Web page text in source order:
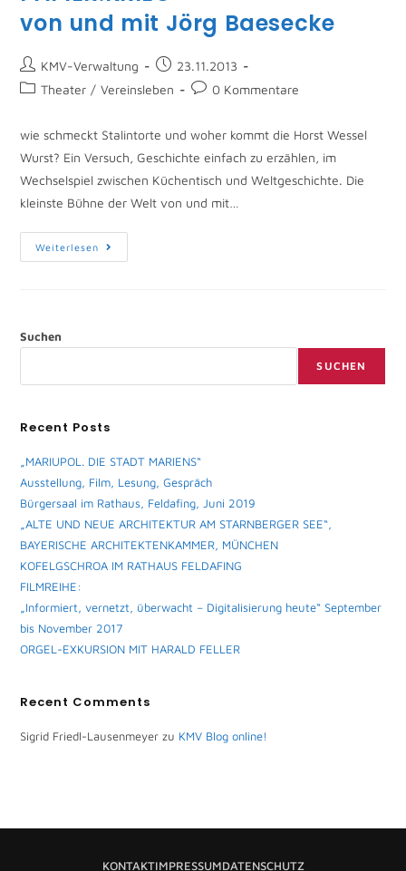
von und mit Jörg Baesecke
KMV-Verwaltung
23.11.2013
Theater / Vereinsleben 0 Kommentare
wie schmeckt Stalintorte und woher kommt die Horst Wessel
Wurst? Ein Versuch, Geschichte einfach zu erzählen, im
Wechselspiel zwischen Küchentisch und Weltgeschichte. Die
kleinste Bühne der Welt von und mit…
Weiterlesen
Suchen
SUCHEN
Recent Posts
„MARIUPOL. DIE STADT MARIENS“
Ausstellung, Film, Lesung, Gespräch
Bürgersaal im Rathaus, Feldafing, Juni 2019
„ALTE UND NEUE ARCHITEKTUR AM STARNBERGER SEE“,
BAYERISCHE ARCHITEKTENKAMMER, MÜNCHEN
KOFELGSCHROA IM RATHAUS FELDAFING
FILMREIHE:
„Informiert, vernetzt, überwacht – Digitalisierung heute“ September
bis November 2017
ORGEL-EXKURSION MIT HARALD FELLER
Recent Comments
Sigrid Friedl-Lausenmeyer zu KMV Blog online!
KONTAKTIMPRESSUMDATENSCHUTZ